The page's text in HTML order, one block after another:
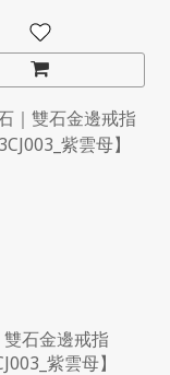
石金邊戒指
紫雲母】